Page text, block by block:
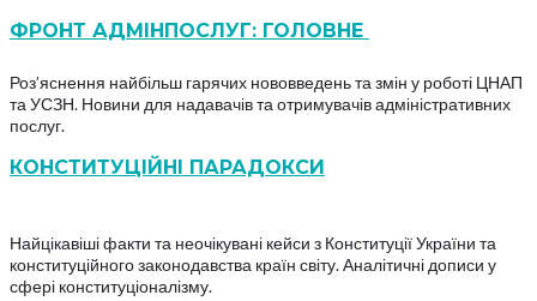
ФРОНТ АДМІНПОСЛУГ: ГОЛОВНЕ
Роз’яснення найбільш гарячих нововведень та змін у роботі ЦНАП
та УСЗН. Новини для надавачів та отримувачів адміністративних
послуг.
КОНСТИТУЦІЙНІ ПАРАДОКСИ
Найцікавіші факти та неочікувані кейси з Конституції України та
конституційного законодавства країн світу. Аналітичні дописи у
сфері конституціоналізму.